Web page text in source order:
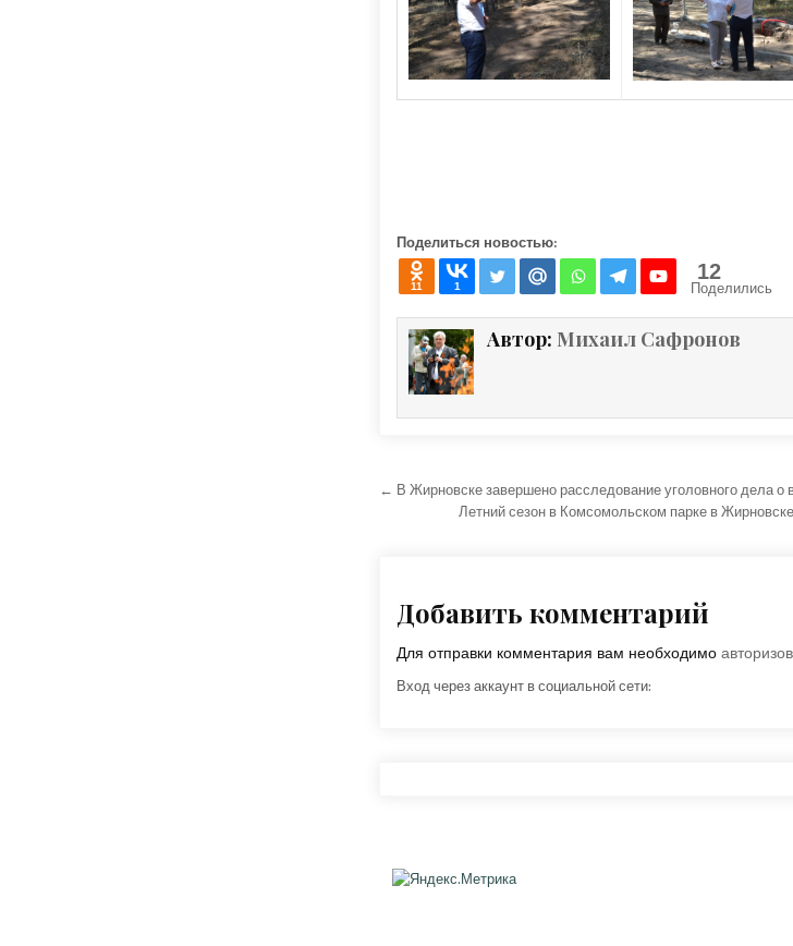
Поделиться новостью:
11 1
12
Поделились
Автор: Михаил Сафронов
Навигация по записям
← В Жирновске завершено расследование уголовного дела о
Летний сезон в Комсомольском парке в
Добавить комментарий
Для отправки комментария вам необходимо
Вход через аккаунт в социальной сети: